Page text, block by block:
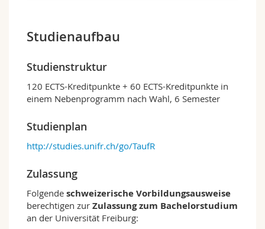
Wer sind wir?
Departement für Sprach- und
Literaturwissenschaft der Universität Freiburg.
Es ist aber dennoch klein genug, um vor allem
in kleineren Seminaren eine familiäre
den Lehrenden zu schaffen. Die Professorinnen
und Professoren werden in der Lehre von
Doktorandinnen und Doktoranden, Postdoc-
Lehrbeauftragten unterstützt, die parallel dazu
ihre eigene Forschung betreiben. Das Team des
Departements für Englisch hat internationale
Karrieren absolviert, was vielfältige
Forschungs- und Lehransätze fördert.
Studienaufbau
Studienstruktur
120 ECTS-Kreditpunkte + 60 ECTS-Kreditpunkte in
einem Nebenprogramm nach Wahl, 6 Semester
Studienplan
http://studies.unifr.ch/go/TaufR
Zulassung
Folgende schweizerische Vorbildungsausweise
berechtigen zur Zulassung zum Bachelorstudium
an der Universität Freiburg: